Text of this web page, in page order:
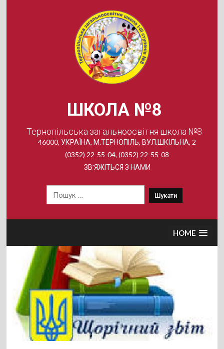
ШКОЛА №8
Тернопільська загальноосвітня школа №8
46000, УКРАЇНА, М.ТЕРНОПІЛЬ, ВУЛ.ШКІЛЬНА, 2
(0352) 22-55-04, (0352) 22-55-08
ЗВ'ЯЖІТЬСЯ З НАМИ
HOME